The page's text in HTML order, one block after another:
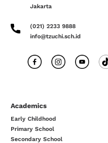
Jakarta
(021) 2233 9888
info@tzuchi.sch.id
Academics
Early Childhood
Primary School
Secondary School